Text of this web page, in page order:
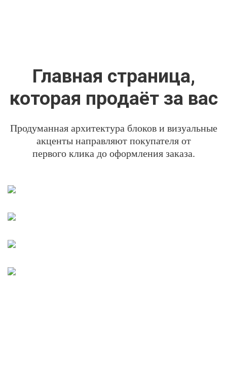
Главная страница,
которая продаёт за вас
Продуманная архитектура блоков и визуальные
акценты направляют покупателя от
первого клика до оформления заказа.